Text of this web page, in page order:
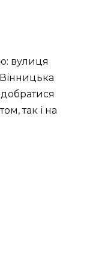
вулиця
так і на